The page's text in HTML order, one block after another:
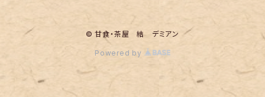
© 甘食・茶屋 結 デミアン
Powered by